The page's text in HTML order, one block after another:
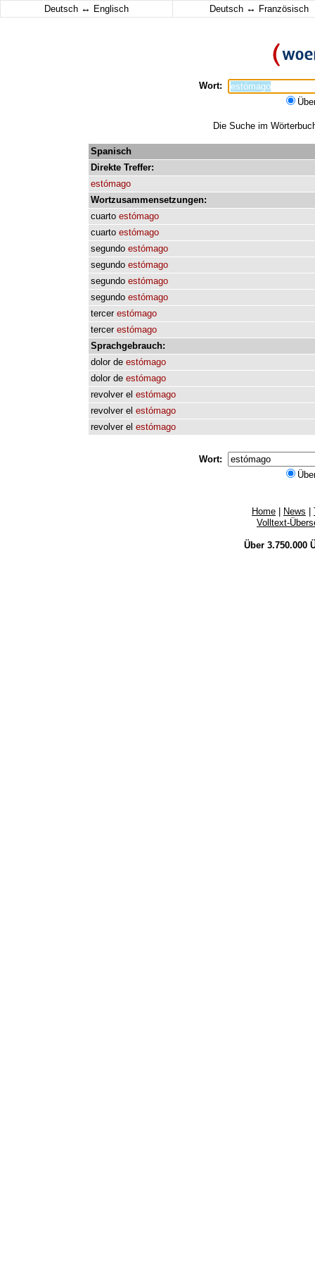
Deutsch ↔ Englisch Deutsch ↔ Französisch
Wort:
Die Suche im
Spanisch
Direkte Treffer:
estómago
Wortzusammensetzungen:
cuarto estómago
cuarto estómago
segundo estómago
segundo estómago
segundo estómago
segundo estómago
tercer estómago
tercer estómago
Sprachgebrauch:
dolor de estómago
dolor de estómago
revolver el estómago
revolver el estómago
revolver el estómago
Wort:
Home News
Volltext-
Über 3.750.000